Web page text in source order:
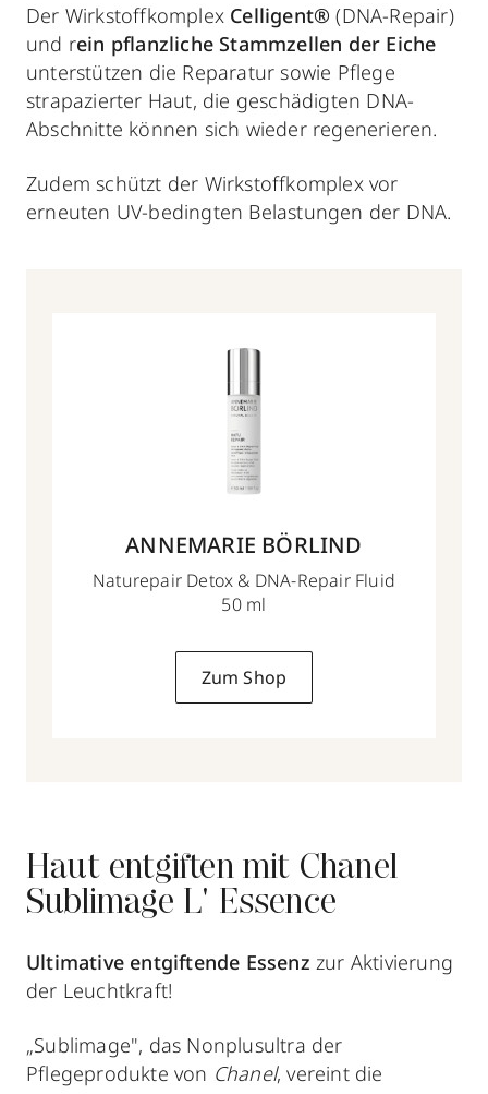
Der Wirkstoffkomplex Celligent®(DNA-Repair)
und rein pflanzliche Stammzellen der Eiche
unterstützen die Reparatur sowie Pflege
strapazierter Haut, die geschädigten DNA-
Abschnitte können sich wieder regenerieren.
Zudem schützt der Wirkstoffkomplex vor
erneuten UV-bedingten Belastungen der DNA.
ANNEMARIE BÖRLIND
Naturepair Detox & DNA-Repair Fluid
50 ml
Zum Shop
Haut entgiften mit Chanel
Sublimage L' Essence
Ultimative entgiftende Essenz zur Aktivierung
der Leuchtkraft!
„Sublimage", das Nonplusultra der
Pflegeprodukte von Chanel, vereint die